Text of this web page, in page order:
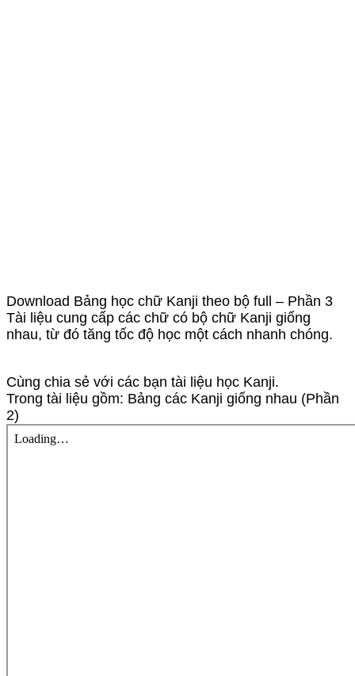
Download Bảng học chữ Kanji theo bộ full – Phần 3
Tài liệu cung cấp các chữ có bộ chữ Kanji giống
nhau, từ đó tăng tốc độ học một cách nhanh chóng.
Cùng chia sẻ với các bạn tài liệu học Kanji.
Trong tài liệu gồm: Bảng các Kanji giống nhau (Phần
2)